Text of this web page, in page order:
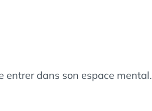
entrer dans son espace mental.